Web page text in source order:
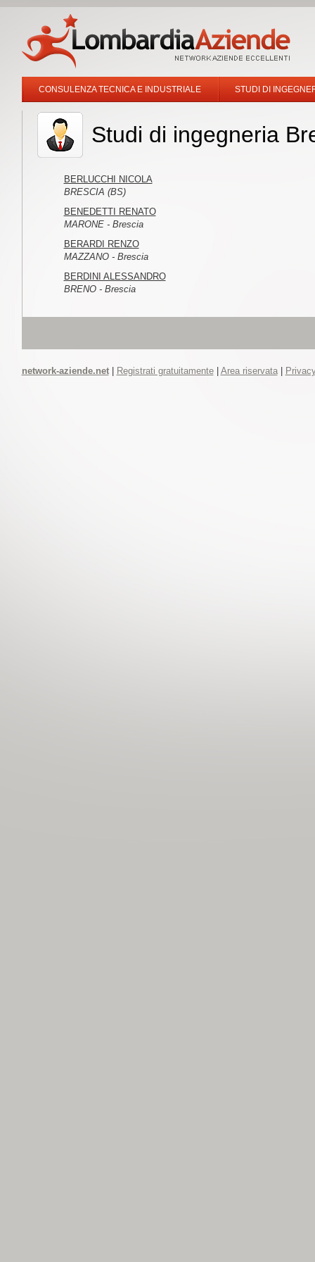
CONSULENZA TECNICA E INDUSTRIALE STUDI DI
Studi di ingegneria
BERLUCCHI NICOLA
BRESCIA (BS)
BENEDETTI RENATO
MARONE - Brescia
BERARDI RENZO
MAZZANO - Brescia
BERDINI ALESSANDRO
BRENO - Brescia
network-aziende.net| Registrati gratuitamente| Area riservata|